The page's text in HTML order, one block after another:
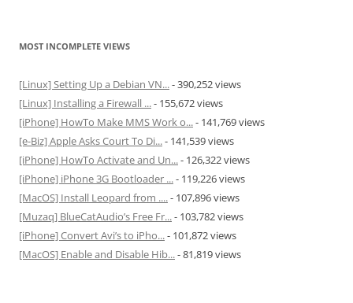
MOST INCOMPLETE VIEWS
[Linux] Setting Up a Debian VN...- 390,252 views
[Linux] Installing a Firewall ...- 155,672 views
[iPhone] HowTo Make MMS Work o...- 141,769 views
[e-Biz] Apple Asks Court To Di...- 141,539 views
[iPhone] HowTo Activate and Un...- 126,322 views
[iPhone] iPhone 3G Bootloader ...- 119,226 views
[MacOS] Install Leopard from ....- 107,896 views
[Muzaq] BlueCatAudio’s Free Fr...- 103,782 views
[iPhone] Convert Avi’s to iPho...- 101,872 views
[MacOS] Enable and Disable Hib...- 81,819 views